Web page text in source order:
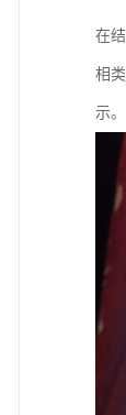
在
相
示。